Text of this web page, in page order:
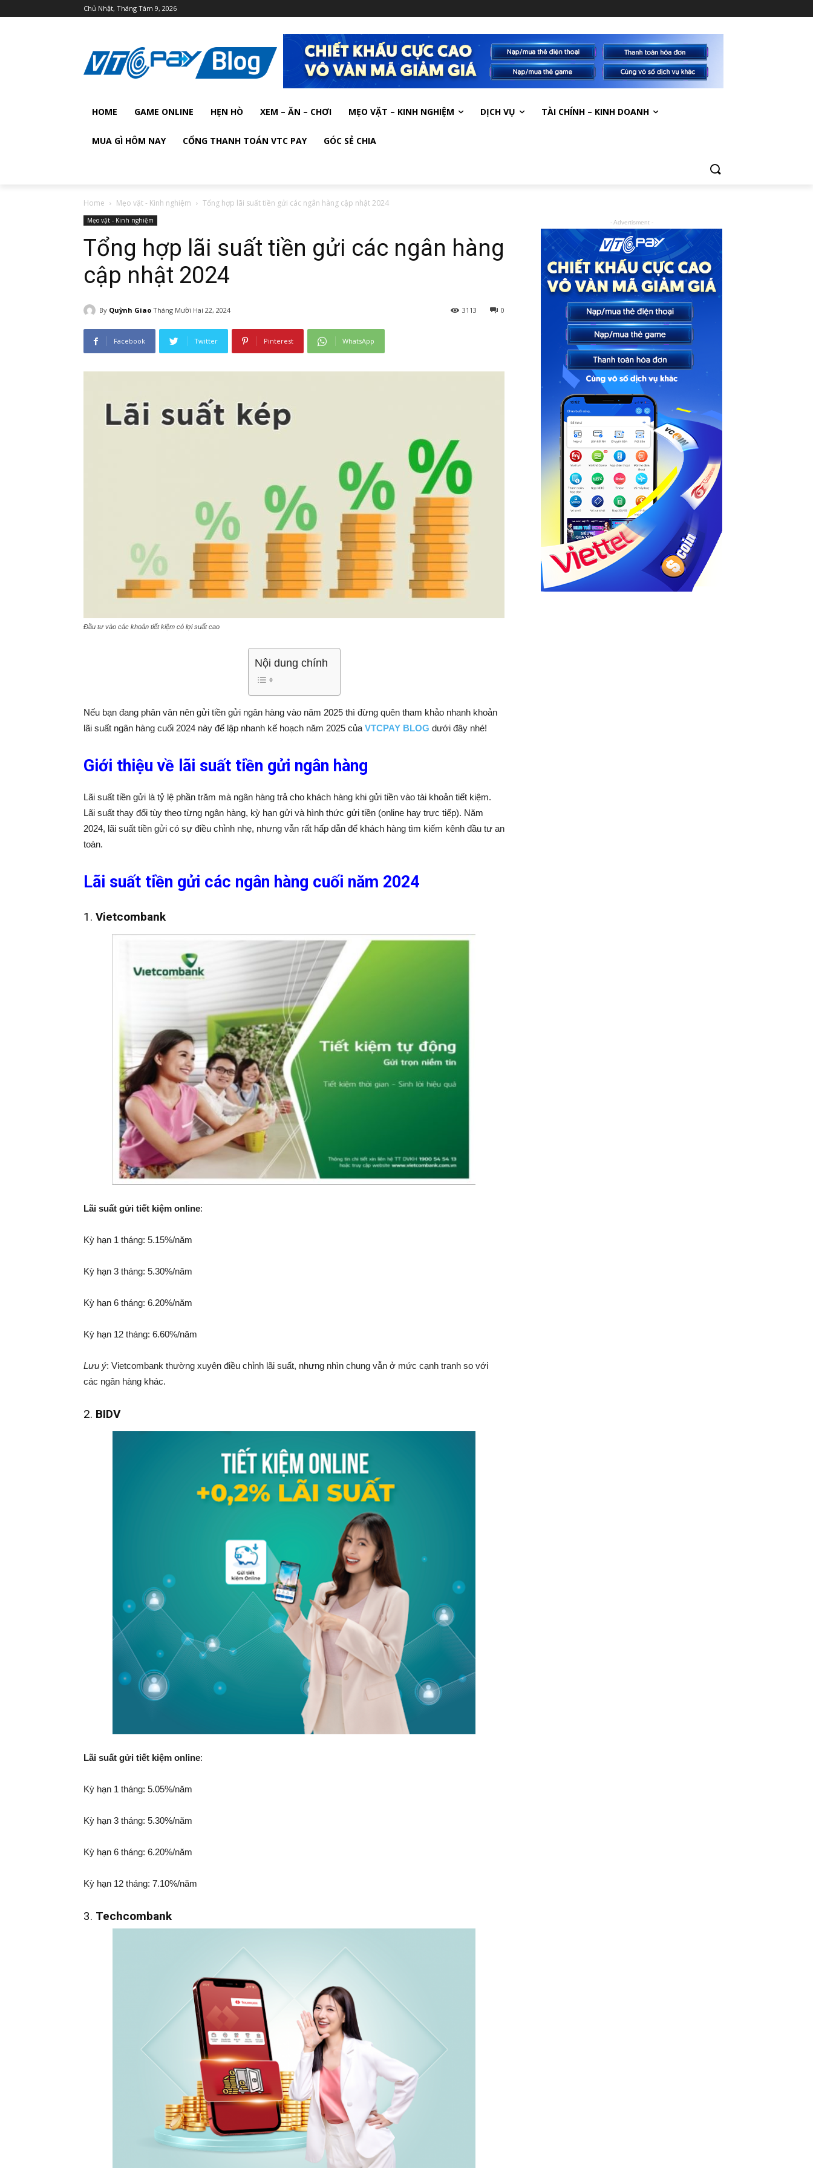
Chủ Nhật, Tháng Tám 9, 2026
HOME GAME ONLINE HẸN HÒ XEM – ĂN – CHƠI MẸO VẶT – KINH NGHIỆM DỊCH VỤ TÀI CHÍNH – KINH DOANH
MUA GÌ HÔM NAY CỔNG THANH TOÁN VTC PAY GÓC SẺ CHIA
Home Mẹo vặt - Kinh nghiệm Tổng hợp lãi suất tiền gửi các ngân hàng cập nhật 2024
Mẹo vặt - Kinh nghiệm
Tổng hợp lãi suất tiền gửi các ngân hàng
cập nhật 2024
By Quỳnh Giao Tháng Mười Hai 22, 2024 0
3113
Facebook Twitter Pinterest WhatsApp
Đầu tư vào các khoản tiết kiệm có lợi suất cao
Nội dung chính
Nếu bạn đang phân vân nên gửi tiền gửi ngân hàng vào năm 2025 thì đừng quên tham khảo nhanh khoản
lãi suất ngân hàng cuối 2024 này để lập nhanh kế hoạch năm 2025 của VTCPAY BLOG dưới đây nhé!
Giới thiệu về lãi suất tiền gửi ngân hàng
Lãi suất tiền gửi là tỷ lệ phần trăm mà ngân hàng trả cho khách hàng khi gửi tiền vào tài khoản tiết kiệm.
Lãi suất thay đổi tùy theo từng ngân hàng, kỳ hạn gửi và hình thức gửi tiền (online hay trực tiếp). Năm
2024, lãi suất tiền gửi có sự điều chỉnh nhẹ, nhưng vẫn rất hấp dẫn để khách hàng tìm kiếm kênh đầu tư an
toàn.
Lãi suất tiền gửi các ngân hàng cuối năm 2024
1. Vietcombank
Lãi suất gửi tiết kiệm online:
Kỳ hạn 1 tháng: 5.15%/năm
Kỳ hạn 3 tháng: 5.30%/năm
Kỳ hạn 6 tháng: 6.20%/năm
Kỳ hạn 12 tháng: 6.60%/năm
Lưu ý: Vietcombank thường xuyên điều chỉnh lãi suất, nhưng nhìn chung vẫn ở mức cạnh tranh so với
các ngân hàng khác.
2. BIDV
Lãi suất gửi tiết kiệm online:
Kỳ hạn 1 tháng: 5.05%/năm
Kỳ hạn 3 tháng: 5.30%/năm
Kỳ hạn 6 tháng: 6.20%/năm
Kỳ hạn 12 tháng: 7.10%/năm
3. Techcombank
- Advertisment -